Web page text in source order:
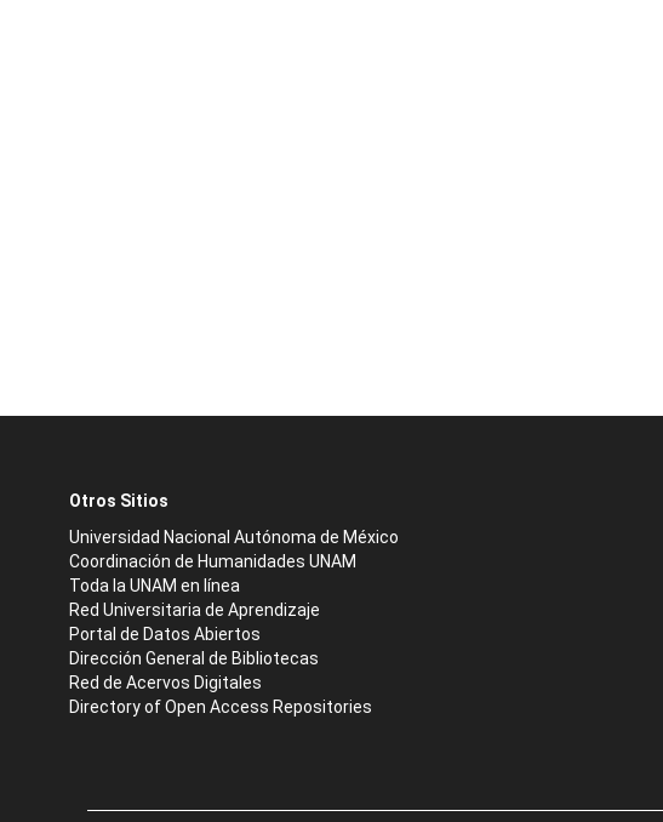
Otros Sitios
Universidad Nacional Autónoma de México
Coordinación de Humanidades UNAM
Toda la UNAM en línea
Red Universitaria de Aprendizaje
Portal de Datos Abiertos
Dirección General de Bibliotecas
Red de Acervos Digitales
Directory of Open Access Repositories